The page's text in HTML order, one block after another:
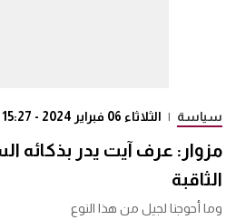
سياسة | الثلاثاء 06 فبراير 2024 - 15:27
مزوار: عرف آيت يدر بذكائه
الثاقبة
وما أحوجنا لجيل من هذا النوع